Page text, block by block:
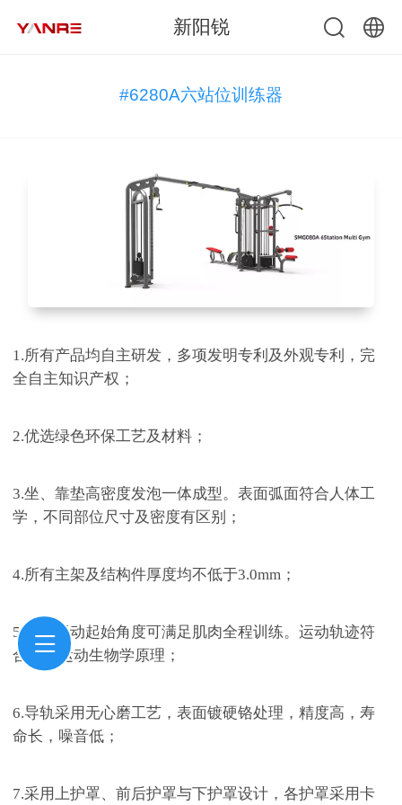
新阳锐
#6280A六站位训练器
1.所有产品均自主研发，多项发明专利及外观专利，完
全自主知识产权；
2.优选绿色环保工艺及材料；
3.坐、靠垫高密度发泡一体成型。表面弧面符合人体工
学，不同部位尺寸及密度有区别；
4.所有主架及结构件厚度均不低于3.0mm；
5. 产品运动起始角度可满足肌肉全程训练。运动轨迹符
合肌肉运动生物学原理；
6.导轨采用无心磨工艺，表面镀硬铬处理，精度高，寿
命长，噪音低；
7.采用上护罩、前后护罩与下护罩设计，各护罩采用卡